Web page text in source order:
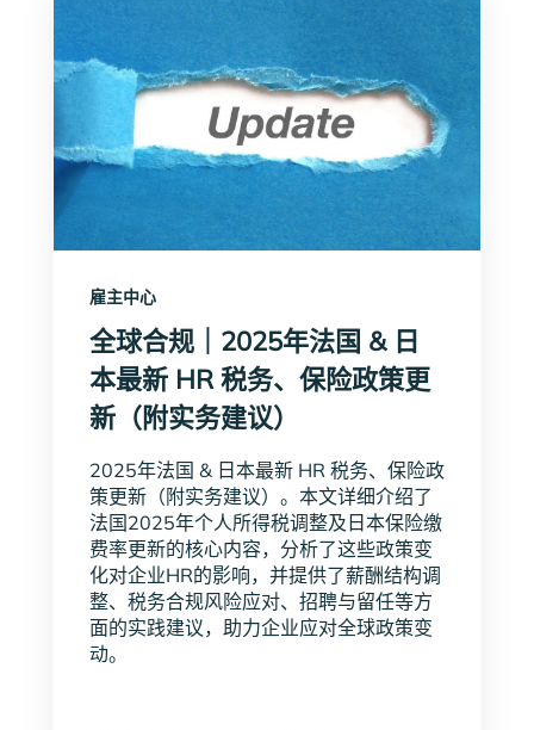
雇主中心
全球合规｜2025年法国 & 日
本最新 HR 税务、保险政策更
新（附实务建议）
2025年法国 & 日本最新 HR 税务、保险政
策更新（附实务建议）。本文详细介绍了
法国2025年个人所得税调整及日本保险缴
费率更新的核心内容，分析了这些政策变
化对企业HR的影响，并提供了薪酬结构调
整、税务合规风险应对、招聘与留任等方
面的实践建议，助力企业应对全球政策变
动。